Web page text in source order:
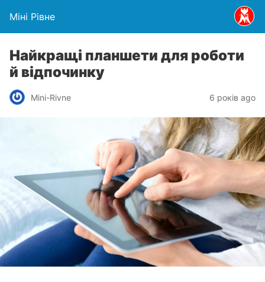
Міні Рівне
Найкращі планшети для роботи
й відпочинку
Mini-Rivne 6 років ago